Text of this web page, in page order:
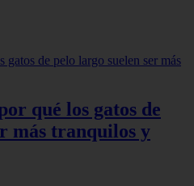
qué los gatos de
más tranquilos y